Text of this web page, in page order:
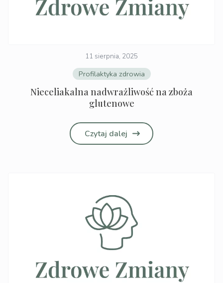
11 sierpnia, 2025
Profilaktyka zdrowia
Nieceliakalna nadwrażliwość na zboża
glutenowe
Czytaj dalej